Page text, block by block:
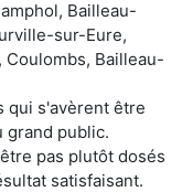
Bailleau-
sur-Eure,
Coulombs, Bailleau-
qui s'avèrent être
grand public.
pas plutôt dosés
satisfaisant.